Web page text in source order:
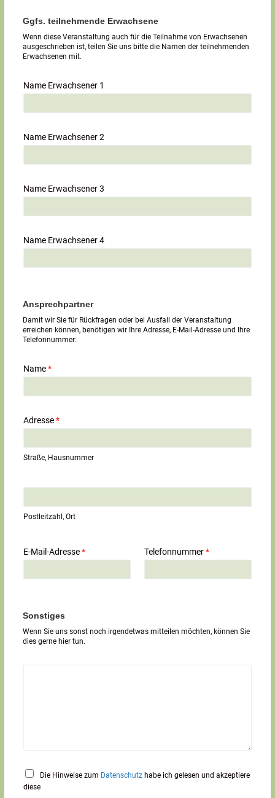
Ggfs. teilnehmende Erwachsene
Wenn diese Veranstaltung auch für die Teilnahme von Erwachsenen
ausgeschrieben ist, teilen Sie uns bitte die Namen der teilnehmenden
Erwachsenen mit.
Name Erwachsener 1
Name Erwachsener 2
Name Erwachsener 3
Name Erwachsener 4
Ansprechpartner
Damit wir Sie für Rückfragen oder bei Ausfall der Veranstaltung
erreichen können, benötigen wir Ihre Adresse, E-Mail-Adresse und Ihre
Telefonnummer:
Name*
Adresse*
Straße, Hausnummer
n
i
l
g
T
x
t
Postleitzahl, Ort
E-Mail-Adresse* Telefonnummer*
Sonstiges
Wenn Sie uns sonst noch irgendetwas mitteilen möchten, können Sie
dies gerne hier tun.
Die Hinweise zum Datenschutz habe ich gelesen und akzeptiere
diese